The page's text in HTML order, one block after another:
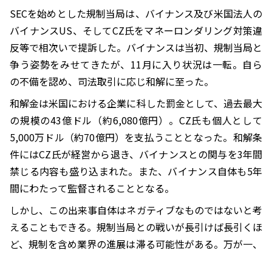
SECを始めとした規制当局は、バイナンス及び米国法人の
バイナンスUS、そしてCZ氏をマネーロンダリング対策違
反等で相次いで提訴した。バイナンスは当初、規制当局と
争う姿勢をみせてきたが、11月に入り状況は一転。自ら
の不備を認め、司法取引に応じ和解に至った。
和解金は米国における企業に科した罰金として、過去最大
の規模の43億ドル（約6,080億円）。CZ氏も個人として
5,000万ドル（約70億円）を支払うこととなった。和解条
件にはCZ氏が経営から退き、バイナンスとの関与を3年間
禁じる内容も盛り込まれた。また、バイナンス自体も5年
間にわたって監督されることとなる。
しかし、この出来事自体はネガティブなものではないと考
えることもできる。規制当局との戦いが長引けば長引くほ
ど、規制を含め業界の進展は滞る可能性がある。万が一、